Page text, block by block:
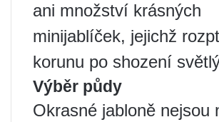
ani množství krásných
minijablíček, jejichž
korunu po shození
Výběr půdy
Okrasné jabloně nejsou